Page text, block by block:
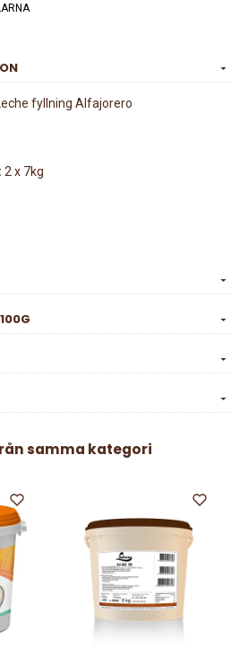
fyllning Alfajorero
2 x 7kg
samma kategori